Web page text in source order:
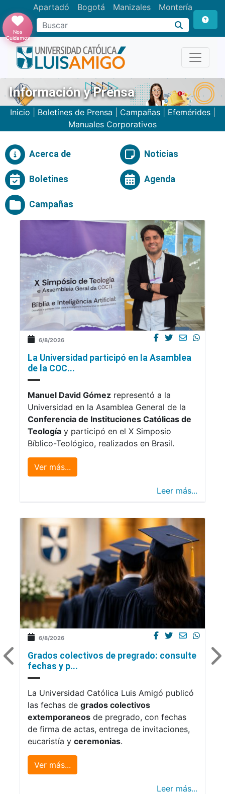
Apartadó Bogotá Manizales Montería
Buscar
Nos
Cuidamos
Información y Prensa
Inicio Boletínes de Prensa Campañas Efemérides
Manuales Corporativos
Acerca de Noticias
Boletines Agenda
Campañas
6/8/2026
La Universidad participó en la Asamblea
de la COC...
Manuel David Gómez representó a la
Universidad en la Asamblea General de la
Conferencia de Instituciones Católicas de
Teología y participó en el X Simposio
Bíblico-Teológico, realizados en Brasil.
Ver más...
Leer más...
6/8/2026
Grados colectivos de pregrado: consulte
fechas y p...
La Universidad Católica Luis Amigó publicó
las fechas de grados colectivos
extemporaneos de pregrado, con fechas
de firma de actas, entrega de invitaciones,
eucaristía y ceremonias.
Ver más...
Leer más...